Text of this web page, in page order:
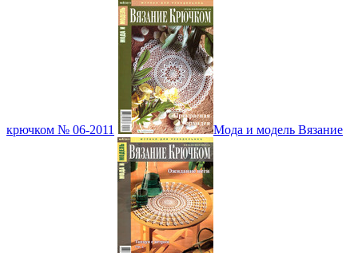
крючком № 06-2011 Мода и модель Вязание